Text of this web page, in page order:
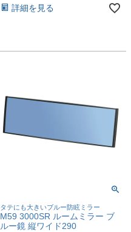
詳細を見る
タテにも大きいブルー防眩ミラー
M59 3000SR ルームミラー ブ
ルー鏡 縦ワイド290